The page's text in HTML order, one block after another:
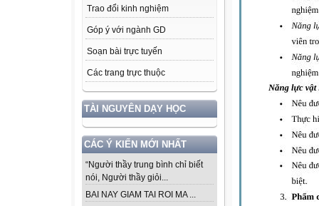
Trao đổi kinh nghiệm
Góp ý với ngành GD
Soạn bài trực tuyến
Các trang trực thuộc
TÀI NGUYÊN DẠY HỌC
CÁC Ý KIẾN MỚI NHẤT
“Người thầy trung bình chỉ biết
nói, Người thầy giỏi...
BAI NAY GIAM TAI ROI MA ...